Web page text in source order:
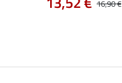
16,90 €